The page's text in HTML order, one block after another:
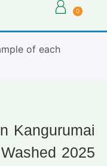
0
of each
Kangurumai
2025